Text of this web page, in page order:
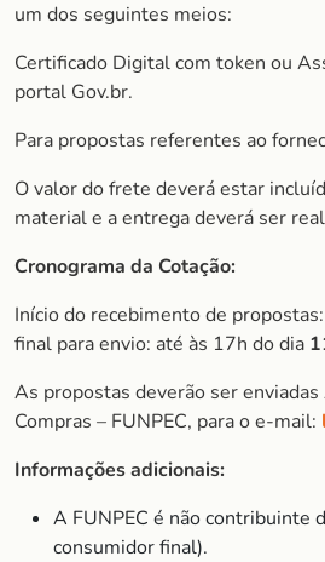
um dos seguintes meios:
Certificado Digital com token ou
portal Gov.br.
Para propostas referentes ao
O valor do frete deverá estar
material e a entrega deverá ser
Cronograma da Cotação:
Início do recebimento de propostas:
final para envio: até às 17h do dia
As propostas deverão ser
Compras – FUNPEC, para o e-mail:
Informações adicionais:
A FUNPEC é não contribuinte
consumidor final).